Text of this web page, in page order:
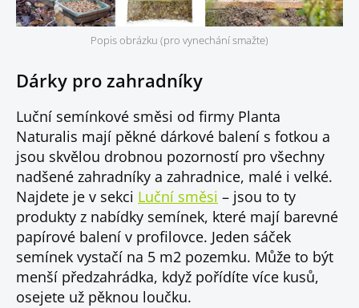
Popis obrázku (pro vynechání smažte)
Dárky pro zahradníky
Luční semínkové směsi od firmy Planta
Naturalis mají pěkné dárkové balení s fotkou a
jsou skvělou drobnou pozorností pro všechny
nadšené zahradníky a zahradnice, malé i velké.
Najdete je v sekci Luční směsi – jsou to ty
produkty z nabídky semínek, které mají barevné
papírové balení v profilovce. Jeden sáček
semínek vystačí na 5 m2 pozemku. Může to být
menší předzahrádka, když pořídíte více kusů,
osejete už pěknou loučku.